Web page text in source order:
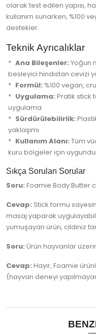
olarak test edilen yapısı,
kullanım sunarken, %100
destekler.
Teknik Ayrıcalıklar
Ana Bileşenler: Yoğun
besleyici hindistan cevizi
Formül: %100 vegan,
Uygulama: Pratik stick
uygulama.
Sürdürülebilirlik:
yaklaşımı.
Kullanım Alanı: Tüm
kuru bölgeler için
Sıkça Sorulan Sorular
Soru: Foamie Body Butter
Cevap: Stick formu
masaj yaparak
yumuşayan ürün, cildiniz
Soru: Ürün hayvanlar
Cevap: Hayır, Foamie
(hayvan deneyi